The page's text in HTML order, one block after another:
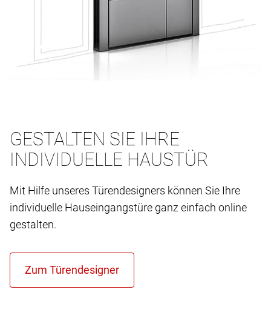
GESTALTEN SIE IHRE
INDIVIDUELLE HAUSTÜR
Mit Hilfe unseres Türendesigners können Sie Ihre
individuelle Hauseingangstüre ganz einfach online
gestalten.